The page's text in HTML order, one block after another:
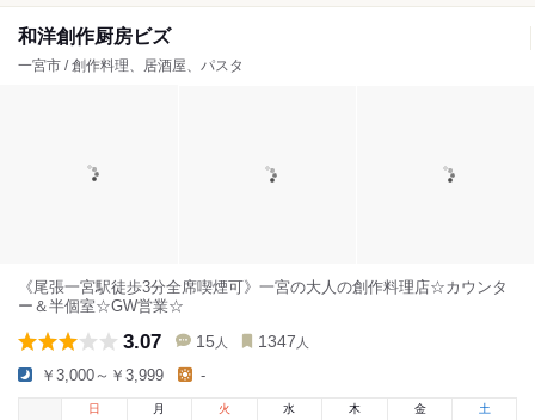
和洋創作厨房ビズ
一宮市 / 創作料理、居酒屋、パスタ
《尾張一宮駅徒歩3分全席喫煙可》一宮の大人の創作料理店☆カウンタ
ー＆半個室☆GW営業☆
3.07 15 人 1347 人
￥3,000～￥3,999 -
日
月 火 水 木 金 土